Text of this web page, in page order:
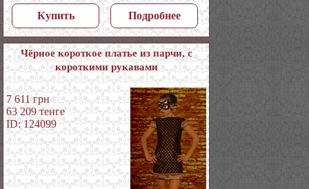
Купить Подробнее
Чёрное короткое платье из парчи, с
короткими рукавами
7 611 грн
63 209 тенге
ID: 124099